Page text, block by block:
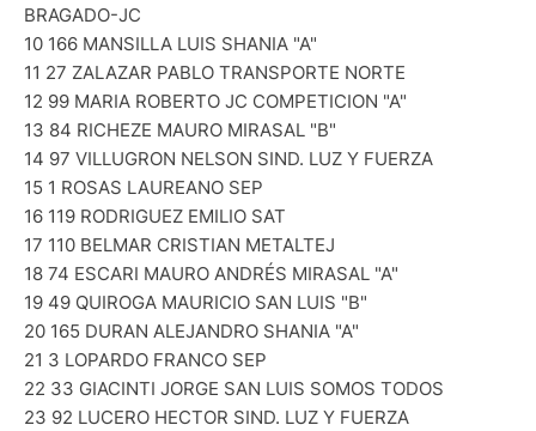
BRAGADO-JC
10 166 MANSILLA LUIS SHANIA "A"
11 27 ZALAZAR PABLO TRANSPORTE NORTE
12 99 MARIA ROBERTO JC COMPETICION "A"
13 84 RICHEZE MAURO MIRASAL "B"
14 97 VILLUGRON NELSON SIND. LUZ Y FUERZA
15 1 ROSAS LAUREANO SEP
16 119 RODRIGUEZ EMILIO SAT
17 110 BELMAR CRISTIAN METALTEJ
18 74 ESCARI MAURO ANDRÉS MIRASAL "A"
19 49 QUIROGA MAURICIO SAN LUIS "B"
20 165 DURAN ALEJANDRO SHANIA "A"
21 3 LOPARDO FRANCO SEP
22 33 GIACINTI JORGE SAN LUIS SOMOS TODOS
23 92 LUCERO HECTOR SIND. LUZ Y FUERZA